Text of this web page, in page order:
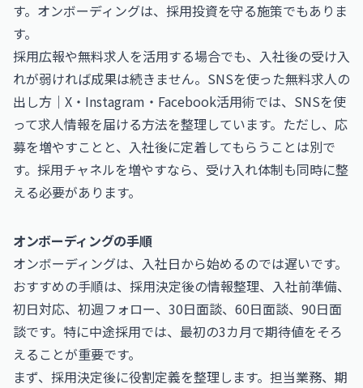
す。オンボーディングは、採用投資を守る施策でもありま
す。
採用広報や無料求人を活用する場合でも、入社後の受け入
れが弱ければ成果は続きません。 SNSを使った無料求人の
出し方｜X・Instagram・Facebook活用術では、SNSを使
って求人情報を届ける方法を整理しています。ただし、応
募を増やすことと、入社後に定着してもらうことは別で
す。採用チャネルを増やすなら、受け入れ体制も同時に整
える必要があります。
オンボーディングの手順
オンボーディングは、入社日から始めるのでは遅いです。
おすすめの手順は、採用決定後の情報整理、入社前準備、
初日対応、初週フォロー、30日面談、60日面談、90日面
談です。特に中途採用では、最初の3カ月で期待値をそろ
えることが重要です。
まず、採用決定後に役割定義を整理します。担当業務、期